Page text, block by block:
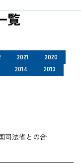
トワーク
覧
2021
2020
2014
2013
司法省との合